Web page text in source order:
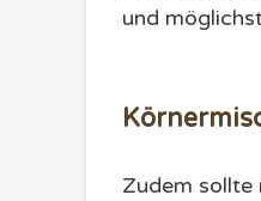
und
Zudem sollte